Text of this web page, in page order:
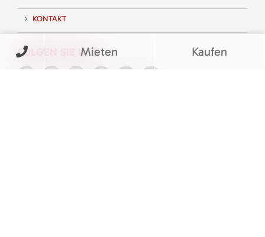
KONTAKT
FOLGEN SIE UNSMieten Kaufen